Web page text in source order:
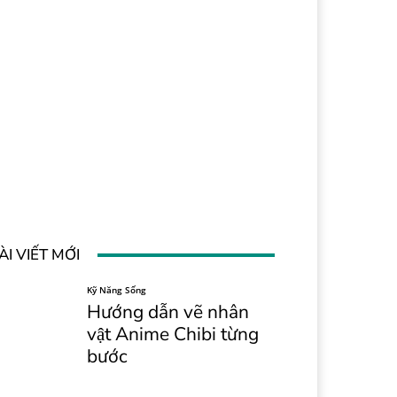
VIẾT MỚI
Kỹ Năng Sống
Hướng dẫn vẽ nhân
vật Anime Chibi từng
bước